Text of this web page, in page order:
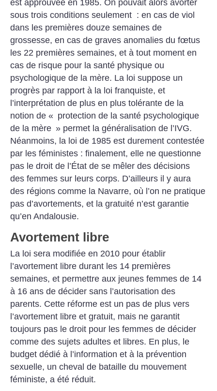
est approuvée en 1985. On pouvait alors avorter
sous trois conditions seulement : en cas de viol
dans les premières douze semaines de
grossesse, en cas de graves anomalies du fœtus
les 22 premières semaines, et à tout moment en
cas de risque pour la santé physique ou
psychologique de la mère. La loi suppose un
progrès par rapport à la loi franquiste, et
l’interprétation de plus en plus tolérante de la
notion de « protection de la santé psychologique
de la mère » permet la généralisation de l’IVG.
Néanmoins, la loi de 1985 est durement contestée
par les féministes : finalement, elle ne questionne
pas le droit de l’État de se mêler des décisions
des femmes sur leurs corps. D’ailleurs il y aura
des régions comme la Navarre, où l’on ne pratique
pas d’avortements, et la gratuité n’est garantie
qu’en Andalousie.
Avortement libre
La loi sera modifiée en 2010 pour établir
l’avortement libre durant les 14 premières
semaines, et permettre aux jeunes femmes de 14
à 16 ans de décider sans l’autorisation des
parents. Cette réforme est un pas de plus vers
l’avortement libre et gratuit, mais ne garantit
toujours pas le droit pour les femmes de décider
comme des sujets adultes et libres. En plus, le
budget dédié à l’information et à la prévention
sexuelle, un cheval de bataille du mouvement
féministe, a été réduit.